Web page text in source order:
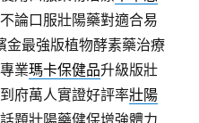
論口服壯陽藥對適合易
金最強版植物酵素藥治療
業瑪卡保健品升級版壯
府萬人實證好評率壯陽
題壯陽藥健保增強體力